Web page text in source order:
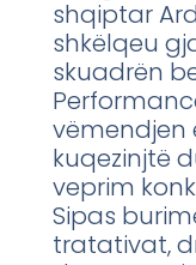
shqiptar
shkëlqeu
skuadrën
vëmendjen
kuqezinjtë
veprim
Sipas
tratativat,